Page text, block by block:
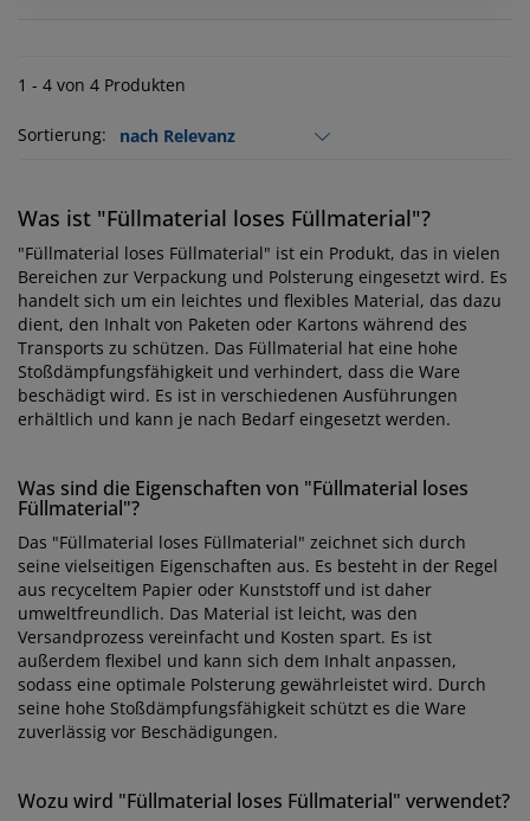
1 - 4 von 4 Produkten
Sortierung:
Was ist "Füllmaterial loses Füllmaterial"?
"Füllmaterial loses Füllmaterial" ist ein Produkt, das in vielen
Bereichen zur Verpackung und Polsterung eingesetzt wird. Es
handelt sich um ein leichtes und flexibles Material, das dazu
dient, den Inhalt von Paketen oder Kartons während des
Transports zu schützen. Das Füllmaterial hat eine hohe
Stoßdämpfungsfähigkeit und verhindert, dass die Ware
beschädigt wird. Es ist in verschiedenen Ausführungen
erhältlich und kann je nach Bedarf eingesetzt werden.
Was sind die Eigenschaften von "Füllmaterial loses
Füllmaterial"?
Das "Füllmaterial loses Füllmaterial" zeichnet sich durch
seine vielseitigen Eigenschaften aus. Es besteht in der Regel
aus recyceltem Papier oder Kunststoff und ist daher
umweltfreundlich. Das Material ist leicht, was den
Versandprozess vereinfacht und Kosten spart. Es ist
außerdem flexibel und kann sich dem Inhalt anpassen,
sodass eine optimale Polsterung gewährleistet wird. Durch
seine hohe Stoßdämpfungsfähigkeit schützt es die Ware
zuverlässig vor Beschädigungen.
Wozu wird "Füllmaterial loses Füllmaterial" verwendet?